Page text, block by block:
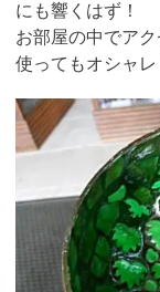
にも響くはず！
お部屋の中でア
使ってもオシャレ